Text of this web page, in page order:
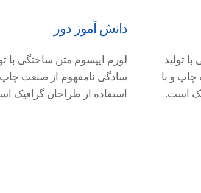
دانش آموز دور
لورم ایپسوم متن ساختگی با
سادگی نامفهوم از صنعت چاپ
استفاده از طراحان گرافیک
تولید
و با
است.